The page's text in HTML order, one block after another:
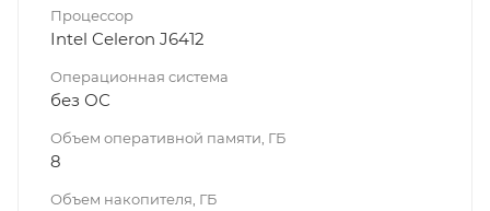
Процессор
Intel Celeron J6412
Операционная система
без ОС
Объем оперативной памяти, ГБ
8
Объем накопителя, ГБ